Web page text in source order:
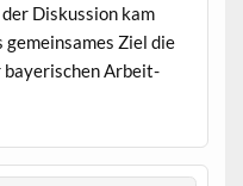
Diskus­sion kam
gemein­sames Ziel die
bay­erischen Arbeit­